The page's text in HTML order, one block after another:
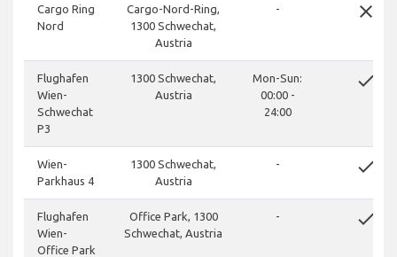
Cargo Ring
Nord
Cargo-Nord-Ring,
1300 Schwechat,
Austria
- close
Flughafen
Wien-
Schwechat
P3
1300 Schwechat,
Austria
Mon-Sun:
00:00 -
24:00
done
Wien-
Parkhaus 4
1300 Schwechat,
Austria
- done
Flughafen
Wien-
Office Park
Office Park, 1300
Schwechat, Austria
- done